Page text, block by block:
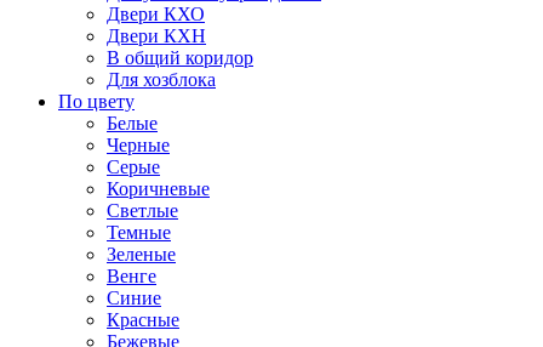
Двери КХО
Двери КХН
В общий коридор
Для хозблока
По цвету
Белые
Черные
Серые
Коричневые
Светлые
Темные
Зеленые
Венге
Синие
Красные
Бежевые